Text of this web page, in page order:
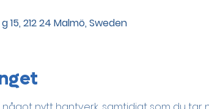
212 24 Malmö, Sweden